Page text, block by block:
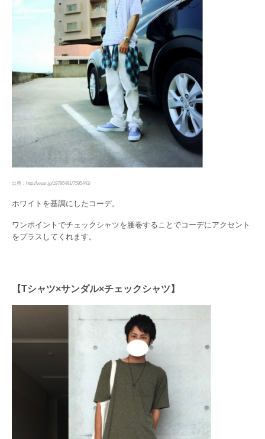
出典：http://wear.jp/19795481/7595443/
ホワイトを基調にしたコーデ。
ワンポイントでチェックシャツを腰巻することでコーデにアクセント
をプラスしてくれます。
【Tシャツ×サンダル×チェックシャツ】